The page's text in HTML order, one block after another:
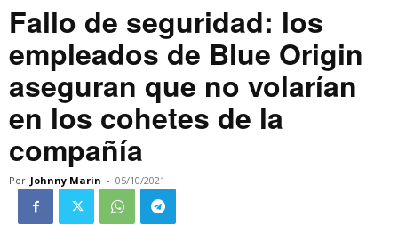
Fallo de seguridad: los
empleados de Blue Origin
aseguran que no volarían
en los cohetes de la
compañía
Por Johnny Marin - 05/10/2021